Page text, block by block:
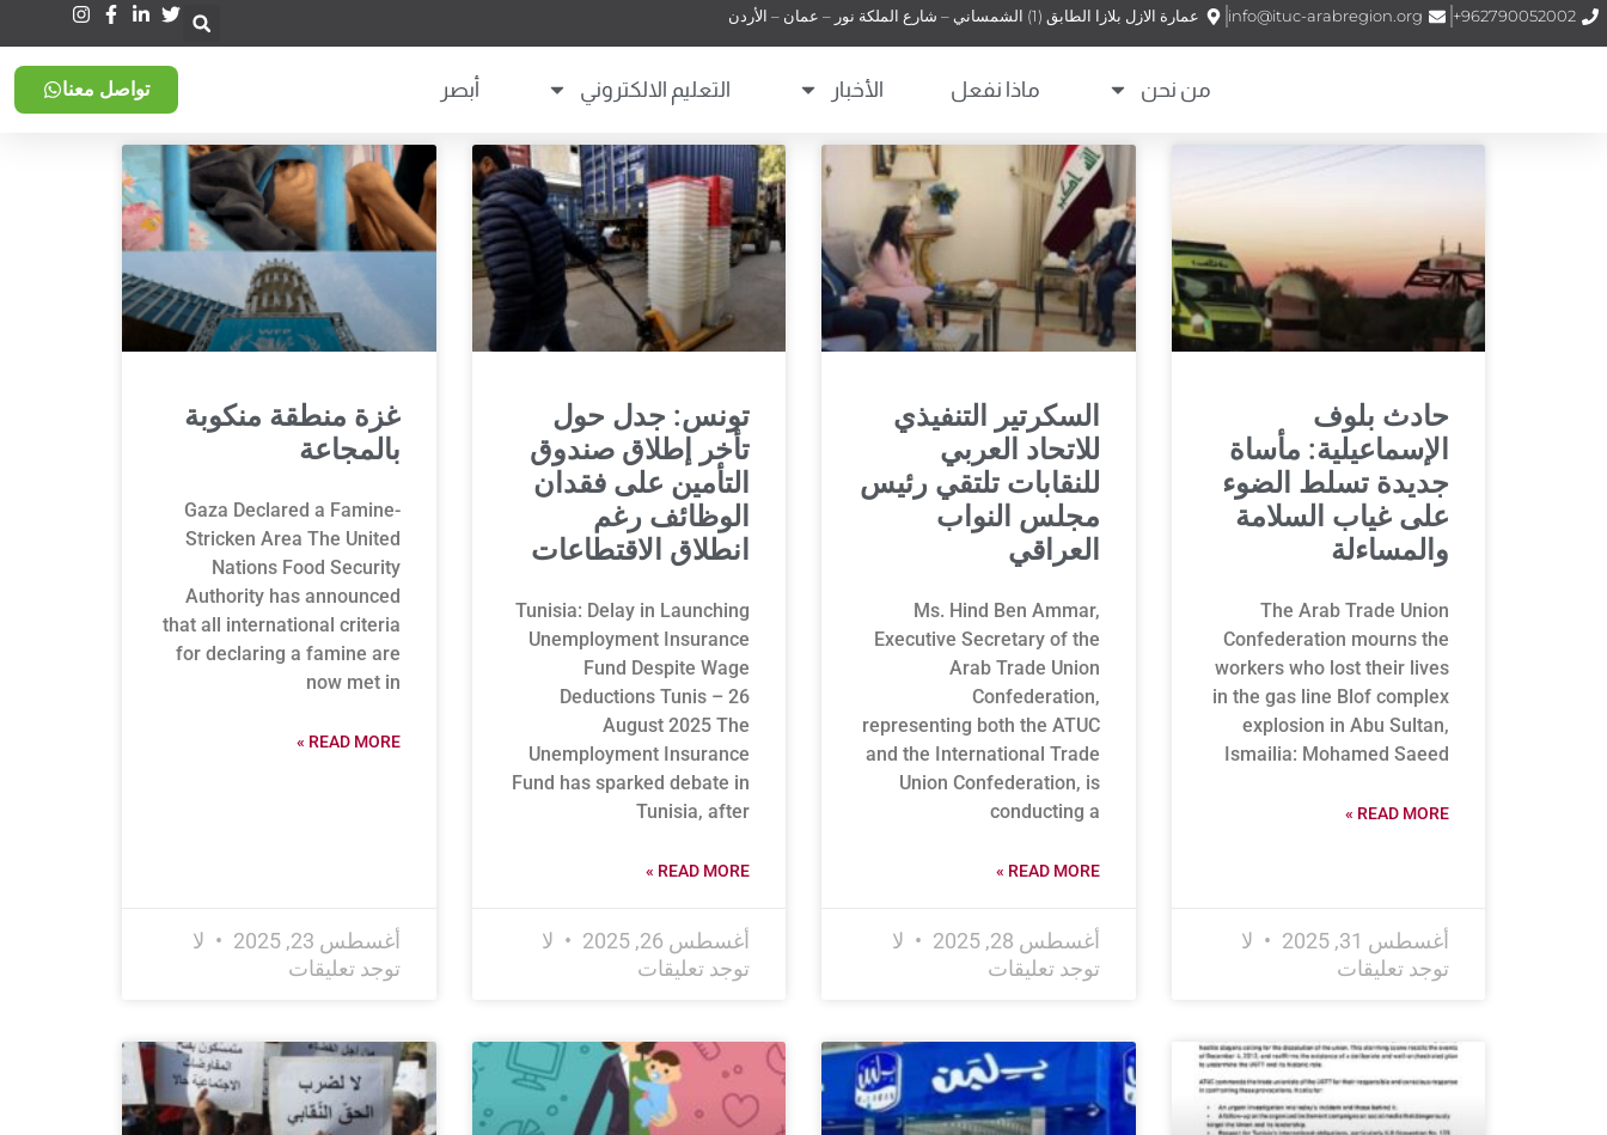
962790052002+
info@ituc-arabregion.org عمارة الازل بلازا الطابق (1) الشمساني – شارع الملكة نور – عمان – الأردن
من نحن ماذا نفعل الأخبار التعليم الالكتروني أبصر تواصل معنا
حادث بلوف
الإسماعيلية: مأساة
جديدة تسلط الضوء
على غياب السلامة
والمساءلة
The Arab Trade Union
Confederation mourns the
workers who lost their lives
in the gas line Blof complex
explosion in Abu Sultan,
Ismailia: Mohamed Saeed
READ MORE »
أغسطس 31, 2025
لا
توجد تعليقات
السكرتير التنفيذي
للاتحاد العربي
للنقابات تلتقي رئيس
مجلس النواب
العراقي
Ms. Hind Ben Ammar,
Executive Secretary of the
Arab Trade Union
Confederation,
representing both the ATUC
and the International Trade
Union Confederation, is
conducting a
READ MORE »
أغسطس 28, 2025
لا
توجد تعليقات
تونس: جدل حول
تأخر إطلاق صندوق
التأمين على فقدان
الوظائف رغم
انطلاق الاقتطاعات
Tunisia: Delay in Launching
Unemployment Insurance
Fund Despite Wage
Deductions Tunis – 26
August 2025 The
Unemployment Insurance
Fund has sparked debate in
Tunisia, after
READ MORE »
أغسطس 26, 2025
لا
توجد تعليقات
غزة منطقة منكوبة
بالمجاعة
Gaza Declared a Famine-
Stricken Area The United
Nations Food Security
Authority has announced
that all international criteria
for declaring a famine are
now met in
READ MORE »
أغسطس 23, 2025
لا
توجد تعليقات